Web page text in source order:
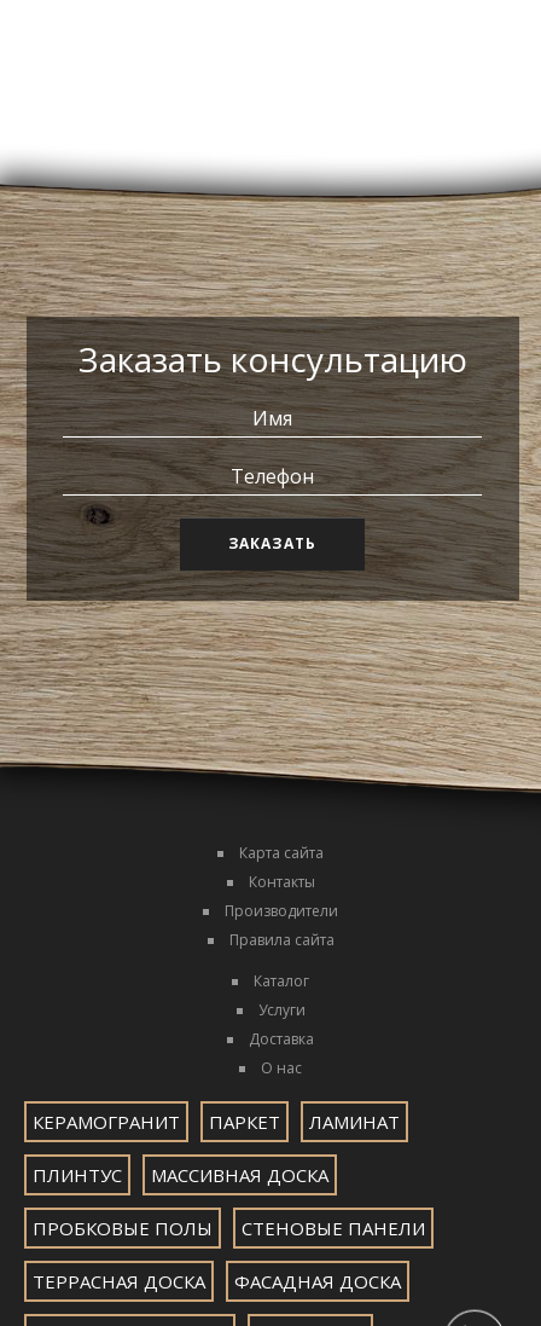
Заказать консультацию
ЗАКАЗАТЬ
Карта сайта
Контакты
Производители
Правила сайта
Каталог
Услуги
Доставка
О нас
КЕРАМОГРАНИТ ПАРКЕТ ЛАМИНАТ
ПЛИНТУС МАССИВНАЯ ДОСКА
ПРОБКОВЫЕ ПОЛЫ СТЕНОВЫЕ ПАНЕЛИ
ТЕРРАСНАЯ ДОСКА ФАСАДНАЯ ДОСКА